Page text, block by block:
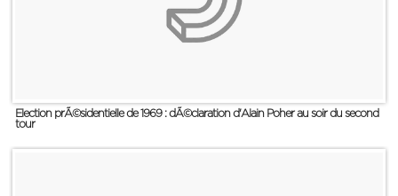
Election prÃ©sidentielle de 1969 : dÃ©claration d'Alain Poher au soir du second
tour